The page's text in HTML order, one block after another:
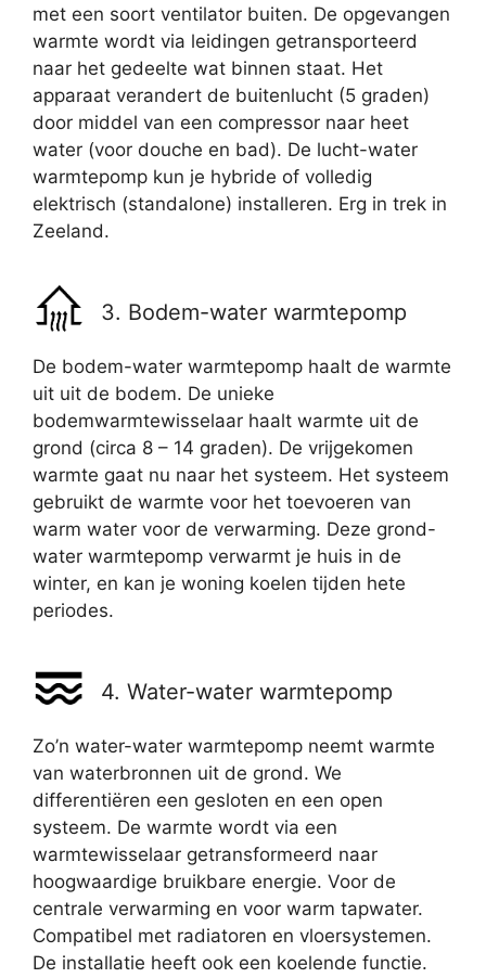
met een soort ventilator buiten. De opgevangen
warmte wordt via leidingen getransporteerd
naar het gedeelte wat binnen staat. Het
apparaat verandert de buitenlucht (5 graden)
door middel van een compressor naar heet
water (voor douche en bad). De lucht-water
warmtepomp kun je hybride of volledig
elektrisch (standalone) installeren. Erg in trek in
Zeeland.
3. Bodem-water warmtepomp
De bodem-water warmtepomp haalt de warmte
uit uit de bodem. De unieke
bodemwarmtewisselaar haalt warmte uit de
grond (circa 8 – 14 graden). De vrijgekomen
warmte gaat nu naar het systeem. Het systeem
gebruikt de warmte voor het toevoeren van
warm water voor de verwarming. Deze grond-
water warmtepomp verwarmt je huis in de
winter, en kan je woning koelen tijden hete
periodes.
4. Water-water warmtepomp
Zo’n water-water warmtepomp neemt warmte
van waterbronnen uit de grond. We
differentiëren een gesloten en een open
systeem. De warmte wordt via een
warmtewisselaar getransformeerd naar
hoogwaardige bruikbare energie. Voor de
centrale verwarming en voor warm tapwater.
Compatibel met radiatoren en vloersystemen.
De installatie heeft ook een koelende functie.